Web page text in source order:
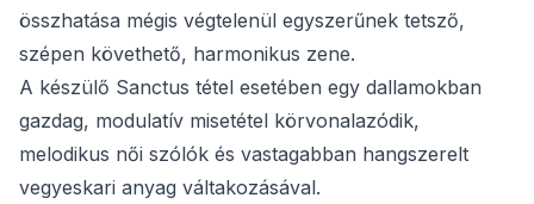
összhatása mégis végtelenül egyszerűnek tetsző,
szépen követhető, harmonikus zene.
A készülő Sanctus tétel esetében egy dallamokban
gazdag, modulatív misetétel körvonalazódik,
melodikus női szólók és vastagabban hangszerelt
vegyeskari anyag váltakozásával.